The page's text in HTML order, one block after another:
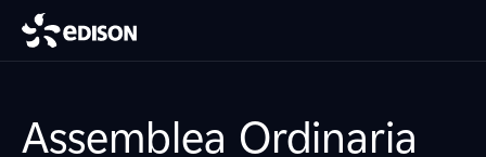
Assemblea Ordinaria